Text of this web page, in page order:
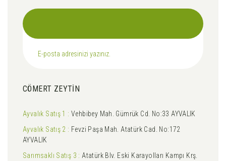
CÖMERT ZEYTİN
Ayvalık Satış 1 : Vehbibey Mah. Gümrük Cd. No:33 AYVALIK
Ayvalık Satış 2 : Fevzi Paşa Mah. Atatürk Cad. No:172
AYVALIK
Sarımsaklı Satış 3 : Atatürk Blv. Eski Karayolları Kampı Krş.